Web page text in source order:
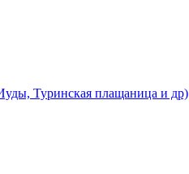
Туринская плащаница и др)